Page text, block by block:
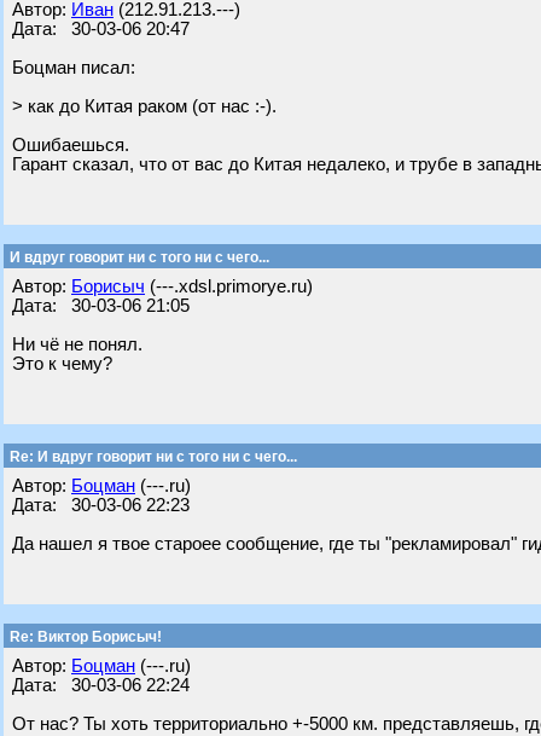
Автор: Иван (212.91.213.---)
Дата: 30-03-06 20:47
Бoцман писал:
> как до Китая раком (от нас :-).
Ошибаешься.
Гарант сказал, что от вас до Китая недалеко, и трубе в
И вдруг говорит ни с того ни с чего...
Автор: Борисыч (---.xdsl.primorye.ru)
Дата: 30-03-06 21:05
Ни чё не понял.
Это к чему?
Re: И вдруг говорит ни с того ни с чего...
Автор: Бoцман (---.ru)
Дата: 30-03-06 22:23
Да нашел я твое староее сообщение, где ты "рекламировал"
Re: Виктор Борисыч!
Автор: Бoцман (---.ru)
Дата: 30-03-06 22:24
От нас? Ты хоть территориально +-5000 км. представляешь,